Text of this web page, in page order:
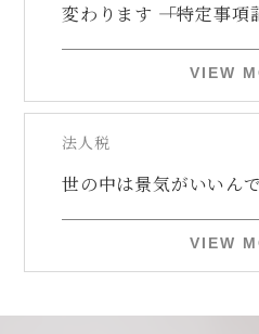
変わります ――「特定事
VIEW
法人税
世の中は景気がいいん
VIEW